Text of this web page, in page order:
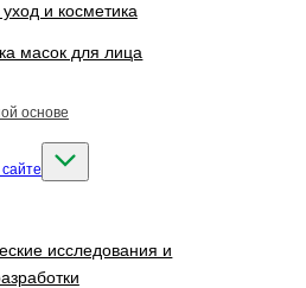
и косметика
масок для лица
основе
исследования и